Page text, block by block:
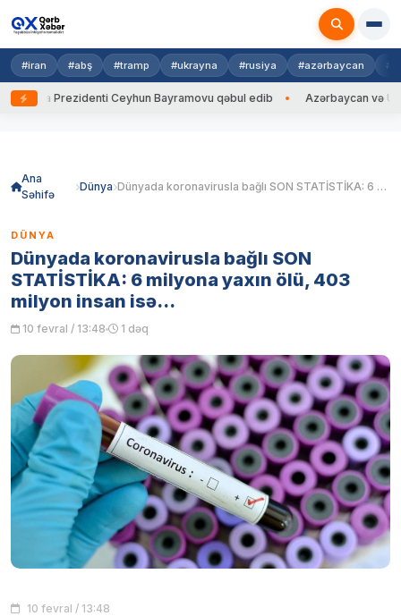
#iran #abş #tramp #ukrayna #rusiya #azərbaycan
Prezidenti Ceyhun Bayramovu qəbul edib Azərbaycan və
Ana
Səhifə
Dünya Dünyada koronavirusla bağlı SON STATİSTİKA: 6 milyona yaxın ölü, 403 milyon insan isə…
DÜNYA
Dünyada koronavirusla bağlı SON
STATİSTİKA: 6 milyona yaxın ölü, 403
milyon insan isə…
10 fevral / 13:48 1 dəq
10 fevral / 13:48